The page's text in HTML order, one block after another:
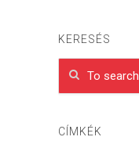
KERESÉS
CÍMKÉK